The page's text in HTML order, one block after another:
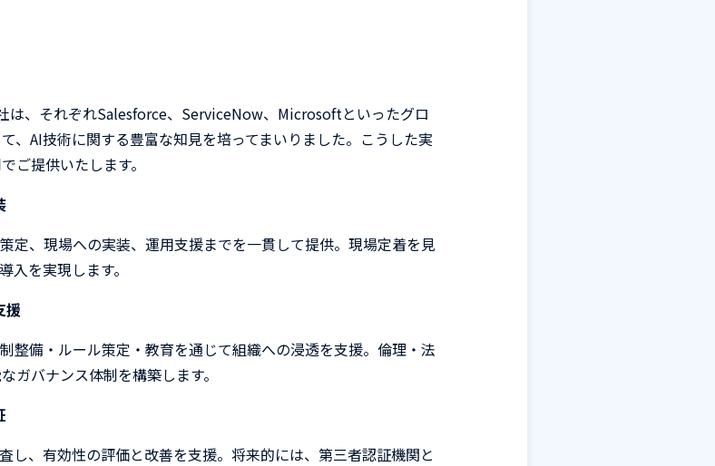
は、それぞれSalesforce、 ServiceNow、 Microsoftといったグロ
、 AI技術に関する豊富な知見を培ってまいりました。こうした実
ご提供いたします。
定、現場への実装、運用支援までを一貫して提供。現場定着を見
導入を実現します。
援
整備・ルール策定・教育を通じて組織への浸透を支援。倫理・法
ガバナンス体制を構築します。
し、有効性の評価と改善を支援。将来的には、第三者認証機関と